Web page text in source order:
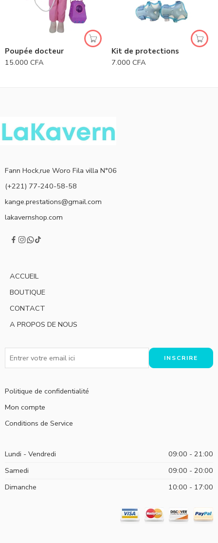
Poupée docteur
15.000 CFA
Kit de protections
7.000 CFA
Fann Hock,rue Woro Fila villa N°06
(+221) 77-240-58-58
kange.prestations@gmail.com
lakavernshop.com
ACCUEIL
BOUTIQUE
CONTACT
A PROPOS DE NOUS
Politique de confidentialité
Mon compte
Conditions de Service
Lundi - Vendredi
09:00 - 21:00
Samedi
09:00 - 20:00
Dimanche
10:00 - 17:00